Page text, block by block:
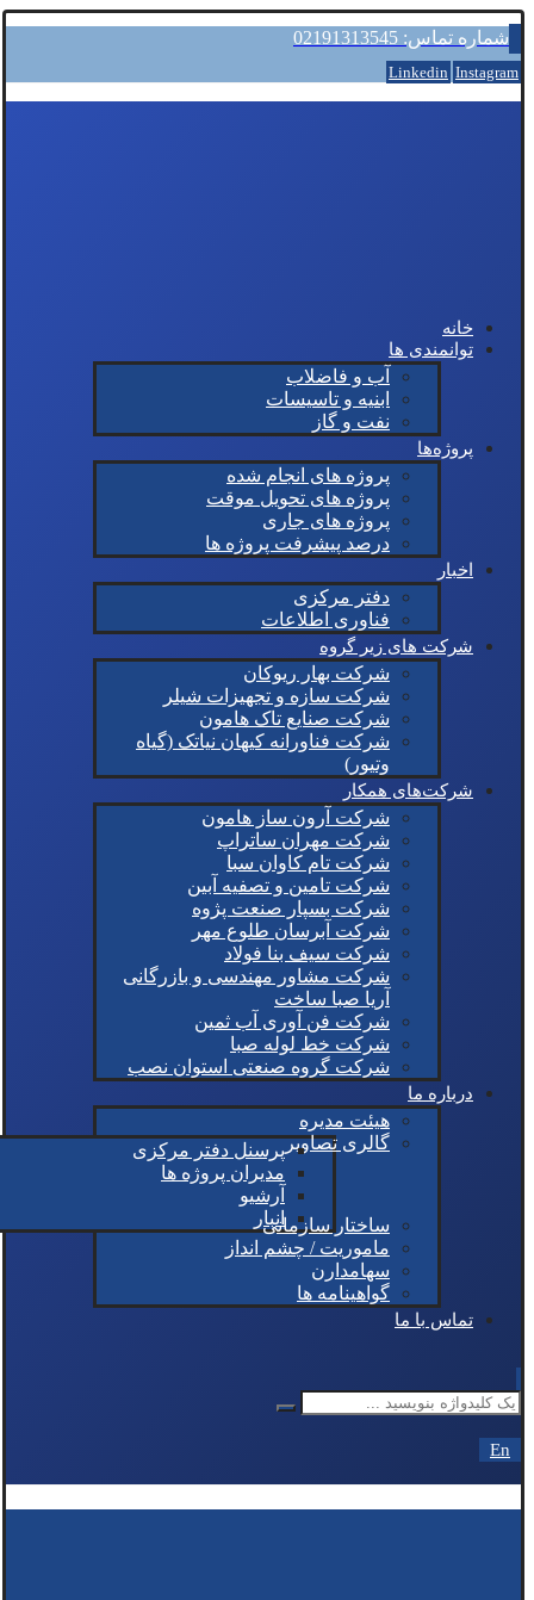
شماره تماس: 02191313545
Linkedin Instagram
خانه
توانمندی ها
آب و فاضلاب
ابنیه و تاسیسات
نفت و گاز
پروژه‌ها
پروژه های انجام شده
پروژه های تحویل موقت
پروژه های جاری
درصد پیشرفت پروژه ها
اخبار
دفتر مرکزی
فناوری اطلاعات
شرکت های زیر گروه
شرکت بهار ریوکان
شرکت سازه و تجهیزات شیلر
شرکت صنایع تاک هامون
شرکت فناورانه کیهان نیاتک (گیاه
وتیور)
شرکت‌های همکار
شرکت آرون ساز هامون
شرکت مهران ساتراپ
شرکت تام کاوان سبا
شرکت تامین و تصفیه آبین
شرکت بسپار صنعت پژوه
شرکت آبرسان طلوع مهر
شرکت سیف بنا فولاد
شرکت مشاور مهندسی و بازرگانی
آریا صبا ساخت
شرکت فن آوری آب ثمین
شرکت خط لوله صبا
شرکت گروه صنعتی استوان نصب
درباره ما
هیئت مدیره
گالری تصاویرپرسنل دفتر مرکزی
مدیران پروژه ها
آرشیو
انبار
ساختار سازمانی
ماموریت / چشم انداز
سهامدارن
گواهینامه ها
تماس با ما
En